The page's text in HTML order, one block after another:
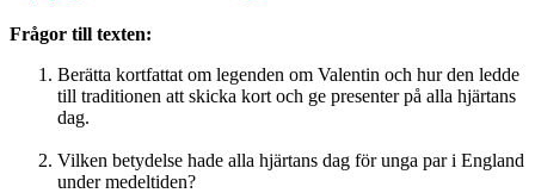
Frågor till texten:
Berätta kortfattat om legenden om Valentin och hur den ledde
till traditionen att skicka kort och ge presenter på alla hjärtans
dag.
Vilken betydelse hade alla hjärtans dag för unga par i England
under medeltiden?